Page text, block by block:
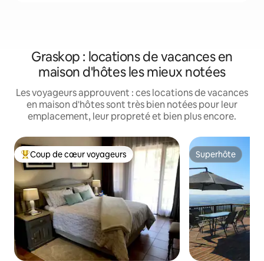
Graskop : locations de vacances en
maison d'hôtes les mieux notées
Les voyageurs approuvent : ces locations de vacances
en maison d'hôtes sont très bien notées pour leur
emplacement, leur propreté et bien plus encore.
Coups de cœur voyageurs les plus appréciés
Coup de cœur voyageurs Superhôte
Superhôte